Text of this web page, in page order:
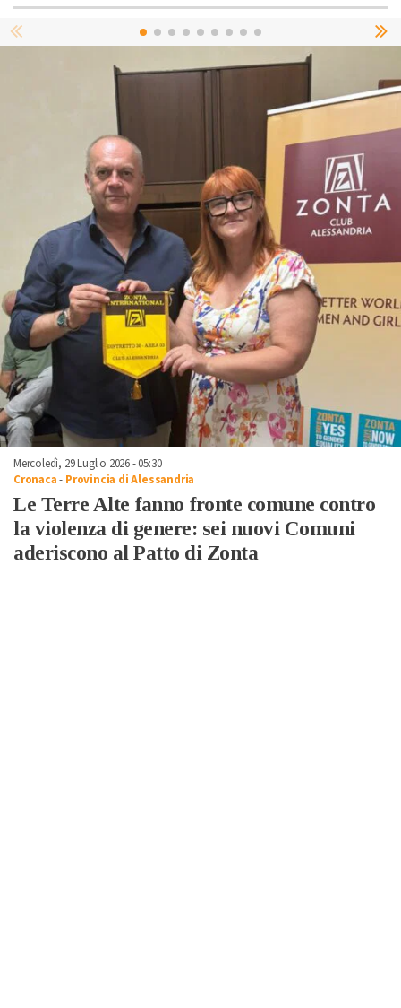
Mercoledì, 29 Luglio 2026 - 05:30
Cronaca- Provincia di Alessandria
Le Terre Alte fanno fronte comune contro
la violenza di genere: sei nuovi Comuni
aderiscono al Patto di Zonta